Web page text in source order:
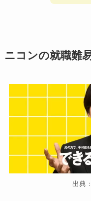
ニコンの就職難
出典：